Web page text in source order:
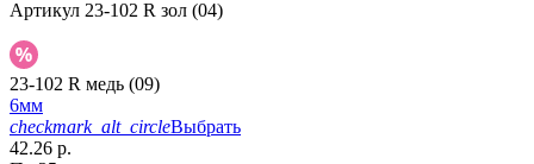
Артикул 23-102 R зол (04)
23-102 R медь (09)
6мм
checkmark_alt_circleВыбрать
42.26 р.